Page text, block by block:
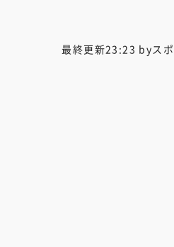
最終更新23:23 byス